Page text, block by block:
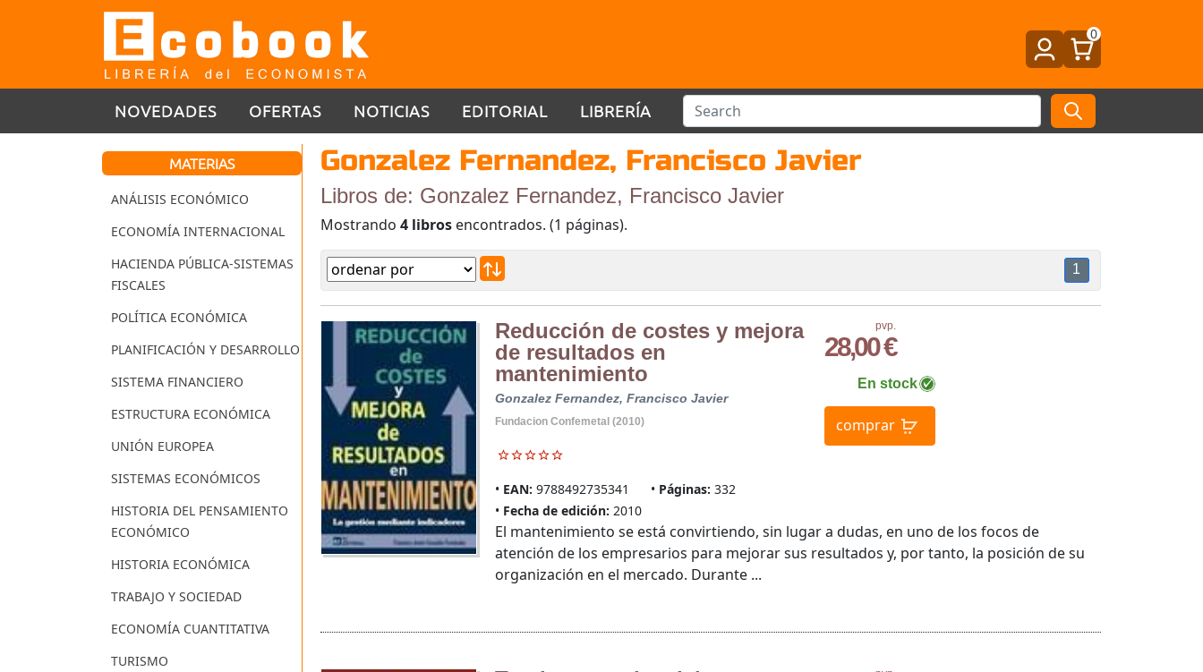
0
NOVEDADES OFERTAS NOTICIAS EDITORIAL LIBRERÍA
MATERIAS
ANÁLISIS ECONÓMICO
ECONOMÍA INTERNACIONAL
HACIENDA PÚBLICA-SISTEMAS
FISCALES
POLÍTICA ECONÓMICA
PLANIFICACIÓN Y DESARROLLO
SISTEMA FINANCIERO
ESTRUCTURA ECONÓMICA
UNIÓN EUROPEA
SISTEMAS ECONÓMICOS
HISTORIA DEL PENSAMIENTO
ECONÓMICO
HISTORIA ECONÓMICA
TRABAJO Y SOCIEDAD
ECONOMÍA CUANTITATIVA
TURISMO
Gonzalez Fernandez, Francisco Javier
Libros de: Gonzalez Fernandez, Francisco Javier
Mostrando4 libros encontrados. (1 páginas).
1
Reducción de costes y mejora
de resultados en
mantenimiento
Gonzalez Fernandez, Francisco Javier
Fundacion Confemetal (2010)
EAN: 9788492735341 Páginas: 332
Fecha de edición: 2010
pvp.
28,00 €
En stock
comprar
El mantenimiento se está convirtiendo, sin lugar a dudas, en uno de los focos de
atención de los empresarios para mejorar sus resultados y, por tanto, la posición de su
organización en el mercado. Durante ...